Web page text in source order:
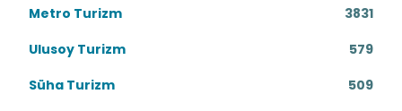
Metro Turizm
3831
Ulusoy Turizm
579
Süha Turizm
509